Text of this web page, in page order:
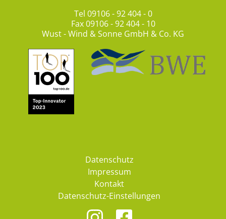
Tel 09106 - 92 404 - 0
Fax 09106 - 92 404 - 10
Wust - Wind & Sonne GmbH & Co. KG
Datenschutz
Impressum
Kontakt
Datenschutz-Einstellungen